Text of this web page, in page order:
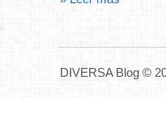
DIVERSA Blog ©